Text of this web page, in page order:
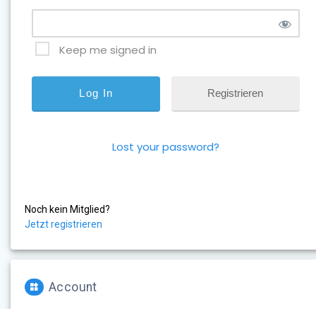
Keep me signed in
Registrieren
Lost your password?
Noch kein Mitglied?
Jetzt registrieren
Account